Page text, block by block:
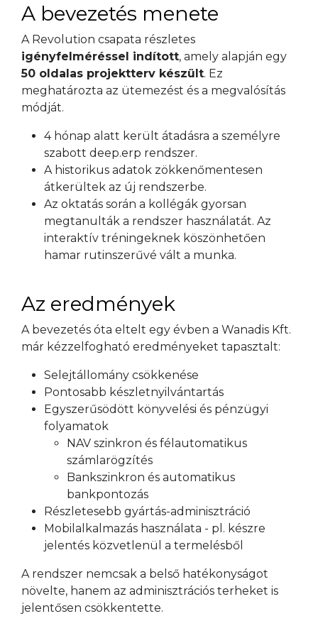
A bevezetés menete
A Revolution csapata részletes
igényfelméréssel indított, amely alapján egy
50 oldalas projektterv készült. Ez
meghatározta az ütemezést és a megvalósítás
módját.
4 hónap alatt került átadásra a személyre
szabott deep.erp rendszer.
A historikus adatok zökkenőmentesen
átkerültek az új rendszerbe.
Az oktatás során a kollégák gyorsan
megtanulták a rendszer használatát. Az
interaktív tréningeknek köszönhetően
hamar rutinszerűvé vált a munka.
Az eredmények
A bevezetés óta eltelt egy évben a Wanadis Kft.
már kézzelfogható eredményeket tapasztalt:
Selejtállomány csökkenése
Pontosabb készletnyilvántartás
Egyszerűsödött könyvelési és pénzügyi
folyamatok
NAV szinkron és félautomatikus
számlarögzítés
Bankszinkron és automatikus
bankpontozás
Részletesebb gyártás-adminisztráció
Mobilalkalmazás használata - pl. készre
jelentés közvetlenül a termelésből
A rendszer nemcsak a belső hatékonyságot
növelte, hanem az adminisztrációs terheket is
jelentősen csökkentette.